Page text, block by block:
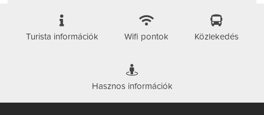
Turista információk Wifi pontok Közlekedés
Hasznos információk